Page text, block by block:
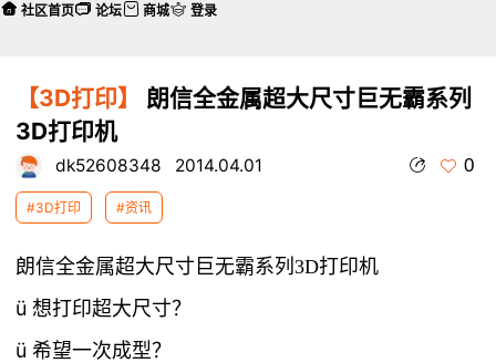
【3D打印】
朗信全金属超大尺寸巨无霸系列
3D打印机
dk52608348 2014.04.01 0
#3D打印 #资讯
朗信全金属超大尺寸巨无霸系列3D打印机
ü 想打印超大尺寸？
ü 希望一次成型？
社区首页 论坛 商城 登录